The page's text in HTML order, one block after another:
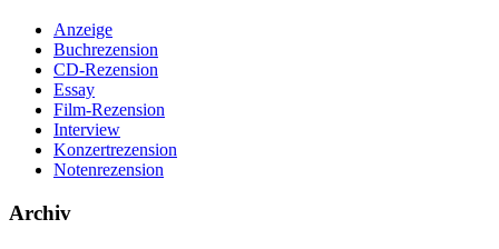
Anzeige
Buchrezension
CD-Rezension
Essay
Film-Rezension
Interview
Konzertrezension
Notenrezension
Archiv